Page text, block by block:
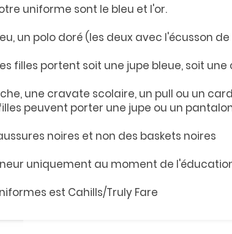
uniforme sont le bleu et l'or.
un polo doré (les deux avec l'écusson de
filles portent soit une jupe bleue, soit une
une cravate scolaire, un pull ou un
peuvent porter une jupe ou un
noires et non des baskets noires
uniquement au moment de
est Cahills/Truly Fare